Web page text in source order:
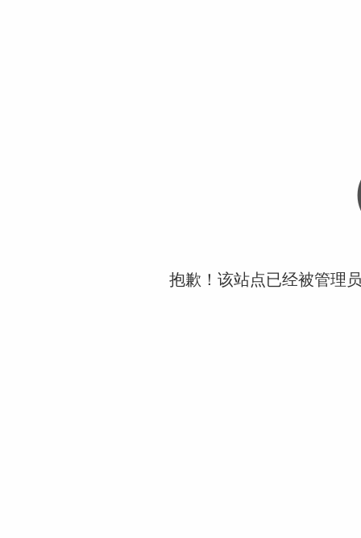
抱歉！该站点已经被管理